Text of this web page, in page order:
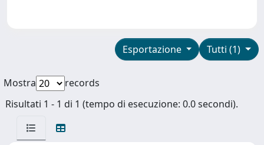
Tutti (1)
Esportazione
Mostra
records
Risultati 1 - 1 di 1 (tempo di esecuzione: 0.0 secondi).